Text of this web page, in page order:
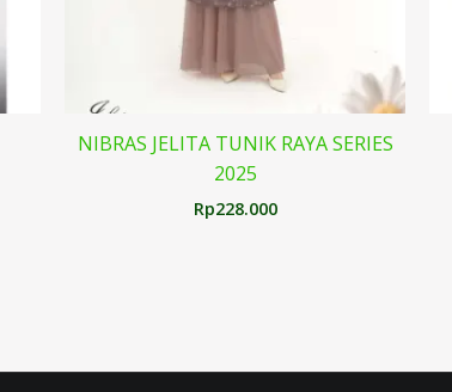
NIBRAS JELITA TUNIK RAYA SERIES
2025
Rp228.000